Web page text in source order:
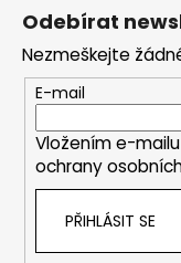
Odebírat
Nezmeškejte
E-mail
Vložením e-
ochrany
PŘIHLÁSIT SE